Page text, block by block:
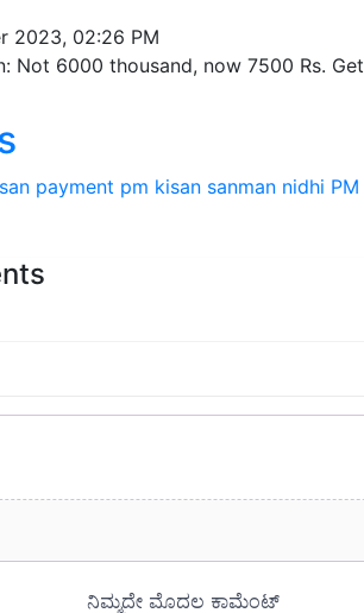
Not 6000 thousand, now 7500 Rs. Get
payment